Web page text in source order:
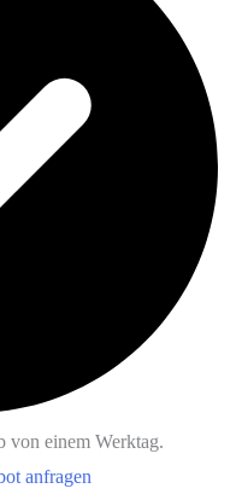
von einem Werktag.
anfragen